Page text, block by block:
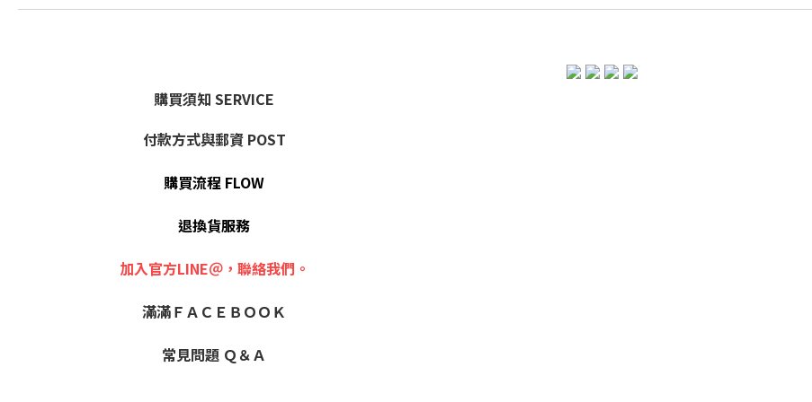
購買須知 SERVICE
付款方式與郵資 POST
購買流程 FLOW
退換貨服務
加入官方LINE＠，聯絡我們。
滿滿ＦＡＣＥＢＯＯＫ
常見問題 Ｑ＆Ａ